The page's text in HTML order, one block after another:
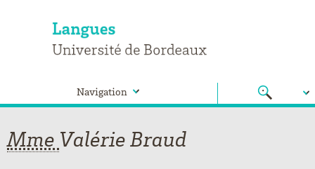
Navigation
Mme ValérieBraud